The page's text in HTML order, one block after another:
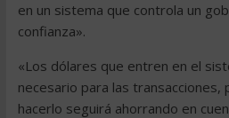
en un sistema que controla un
confianza».
«Los dólares que entren en el
necesario para las
hacerlo seguirá ahorrando en